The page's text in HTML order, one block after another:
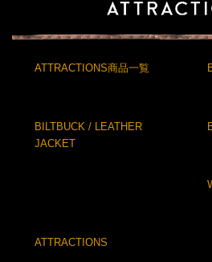
ATTRACTIONS商品一覧
BILTBUCK / LEATHER
JACKET
ATTRACTIONS